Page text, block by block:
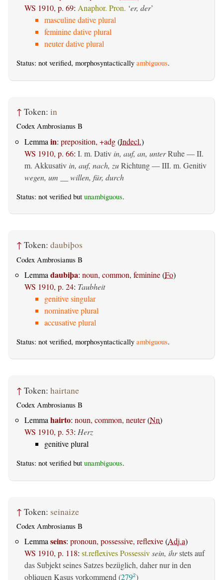
WS 1910, p. 69: Anaphor. Pron. ‘er, der’
masculine dative plural
feminine dative plural
neuter dative plural
Status: not verified, morphosyntactically ambiguous.
↑ Token: in
Codex Ambrosianus B
Lemma in: preposition, +adg(Indecl.)
WS 1910, p. 66: I. m. Dativ in, auf, an, unterRuhe — II.
m. Akkusativ in, auf, nach, zuRichtung — III. m. Genitiv
wegen, um __ willen, für, durch
Status: not verified but unambiguous.
↑ Token: daubiþos
Codex Ambrosianus B
Lemma daubiþa: noun, common, feminine(Fo)
WS 1910, p. 24: Taubheit
genitive singular
nominative plural
accusative plural
Status: not verified, morphosyntactically ambiguous.
↑ Token: hairtane
Codex Ambrosianus B
Lemma hairto: noun, common, neuter(Nn)
WS 1910, p. 53: Herz
genitive plural
Status: not verified but unambiguous.
↑ Token: seinaize
Codex Ambrosianus B
Lemmaseins: pronoun, possessive, reflexive(Adj.a)
WS 1910, p. 118: st.reflexives Possessivsein, ihrstets auf
das Subjekt seines Satzes bezüglich, daher nur in den
obliquen Kasus vorkommend (2792)